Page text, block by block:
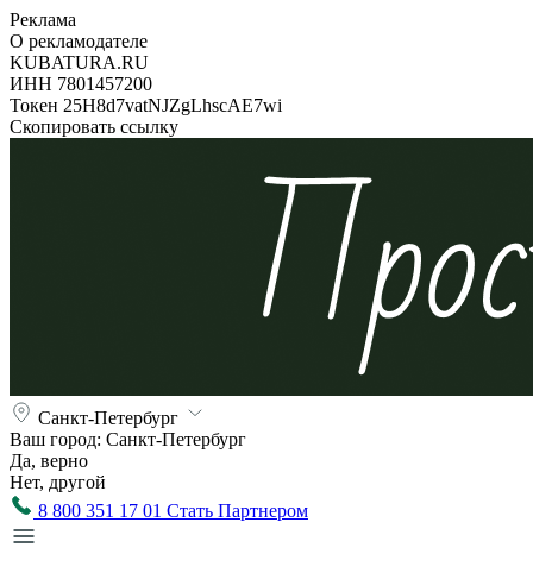
Реклама
О рекламодателе
KUBATURA.RU
ИНН 7801457200
Токен 25H8d7vatNJZgLhscAE7wi
Скопировать ссылку
Санкт-Петербург
Ваш город: Санкт-Петербург
Да, верно
Нет, другой
8 800 351 17 01 Стать Партнером